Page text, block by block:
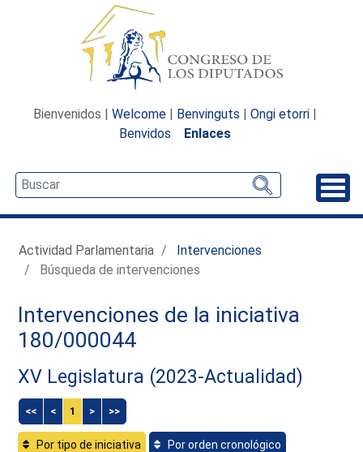
Bienvenidos | Welcome | Benvinguts | Ongi etorri |
Benvidos
Enlaces
Actividad Parlamentaria
Intervenciones
Búsqueda de intervenciones
Intervenciones de la iniciativa
180/000044
XV Legislatura (2023-Actualidad)
<< < 1 > >>
Por tipo de iniciativa Por orden cronológico